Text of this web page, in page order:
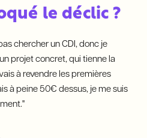
le déclic ?
chercher un CDI, donc je
projet concret, qui tienne la
à revendre les premières
à peine 50€ dessus, je me suis